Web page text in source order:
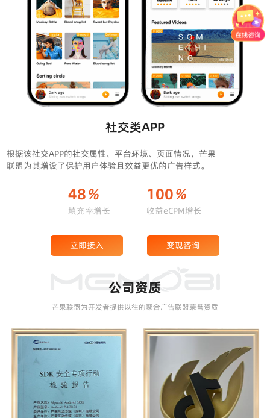
社交类APP
根据该社交APP的社交属性、平台环境、页面情况，芒果
联盟为其增设了保护用户体验且效益更优的广告样式。
48%
填充率增长
100%
收益eCPM增长
立即接入 变现咨询
公司资质
芒果联盟为开发者提供以往的聚合广告联盟荣誉资质